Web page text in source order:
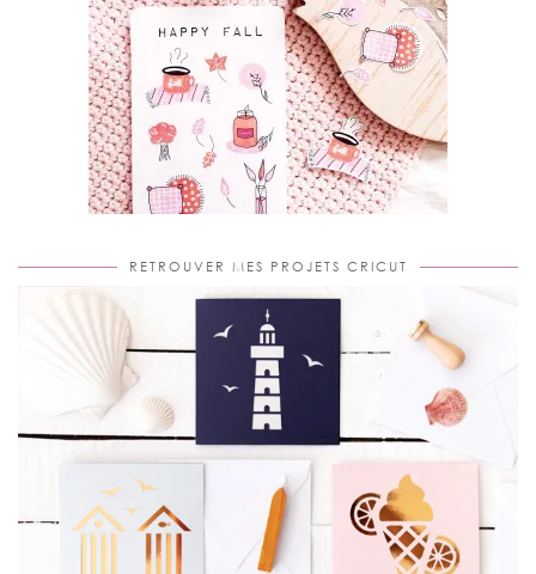
RETROUVER MES PROJETS CRICUT